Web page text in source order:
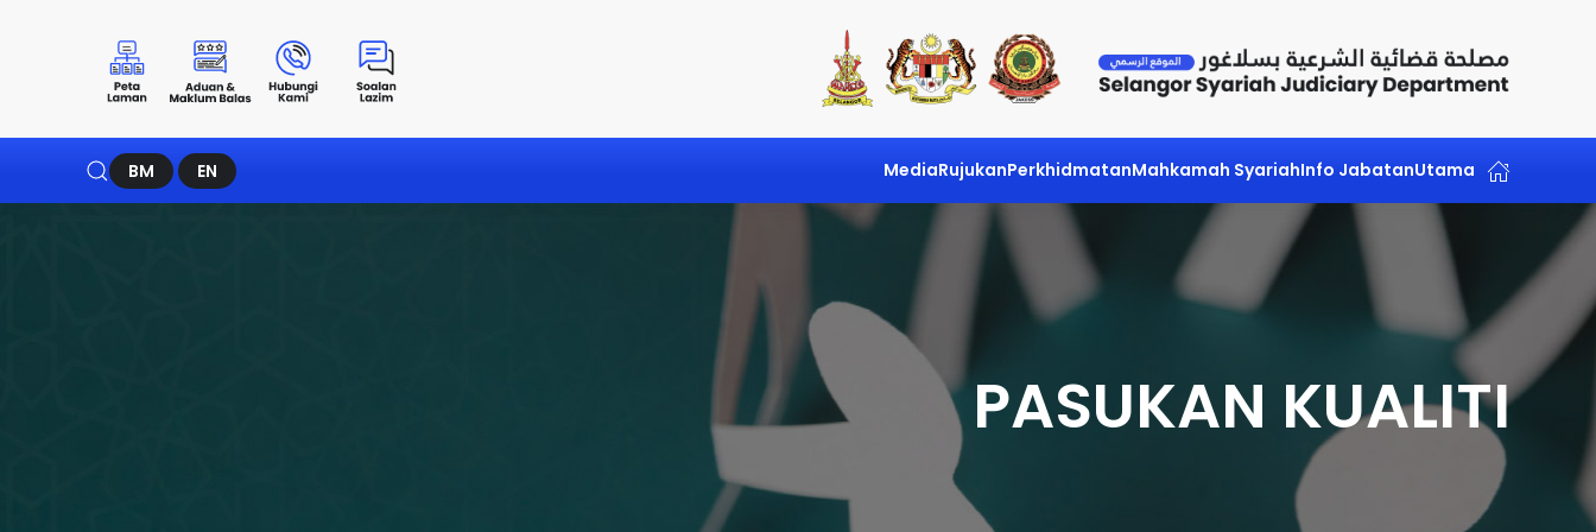
Skip to main content
Utama
Info Jabatan
Mahkamah Syariah
Perkhidmatan
Rujukan
Media
EN
BM
PASUKAN KUALITI